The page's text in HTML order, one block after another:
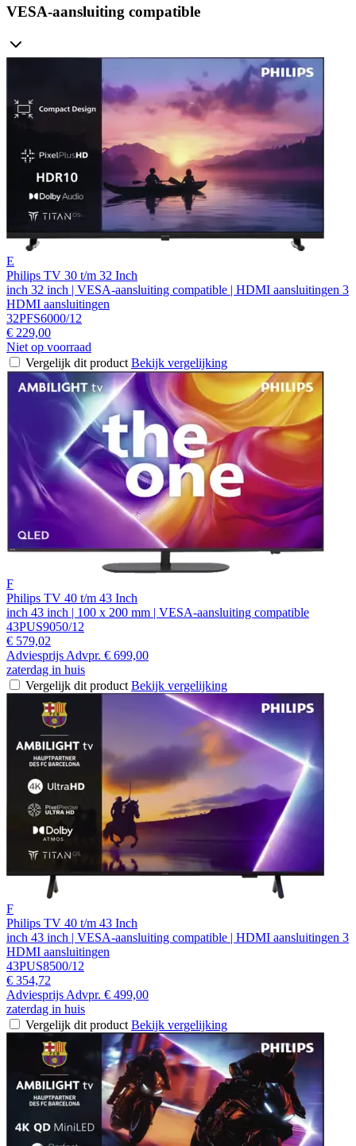
VESA-aansluiting compatible
E
Philips TV 30 t/m 32 Inch
inch 32 inch | VESA-aansluiting compatible | HDMI aansluitingen 3
HDMI aansluitingen
32PFS6000/12
€ 229,00
Niet op voorraad
Vergelijk dit product Bekijk vergelijking
F
Philips TV 40 t/m 43 Inch
inch 43 inch | 100 x 200 mm | VESA-aansluiting compatible
43PUS9050/12
€ 579,02
Adviesprijs Advpr. € 699,00
zaterdag in huis
Vergelijk dit product Bekijk vergelijking
F
Philips TV 40 t/m 43 Inch
inch 43 inch | VESA-aansluiting compatible | HDMI aansluitingen 3
HDMI aansluitingen
43PUS8500/12
€ 354,72
Adviesprijs Advpr. € 499,00
zaterdag in huis
Vergelijk dit product Bekijk vergelijking